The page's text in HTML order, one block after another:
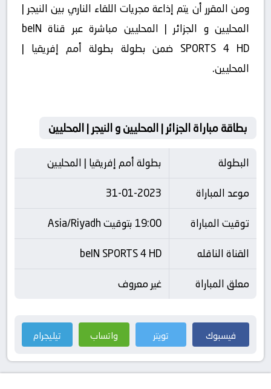
ومن المقرر أن يتم إذاعة مجريات اللقاء الناري بين النيجر |
المحليين و الجزائر | المحليين مباشرة عبر قناة beIN
SPORTS 4 HD ضمن بطولة بطولة أمم إفريقيا |
المحليين.
بطاقة مباراة الجزائر | المحليين و النيجر | المحليين
البطولة
بطولة أمم إفريقيا | المحليين
موعد المباراة
31-01-2023
توقيت المباراة
19:00 بتوقيت Asia/Riyadh
القناة الناقله
beIN SPORTS 4 HD
معلق المباراة
غير معروف
فيسبوك تويتر واتساب تيليجرام